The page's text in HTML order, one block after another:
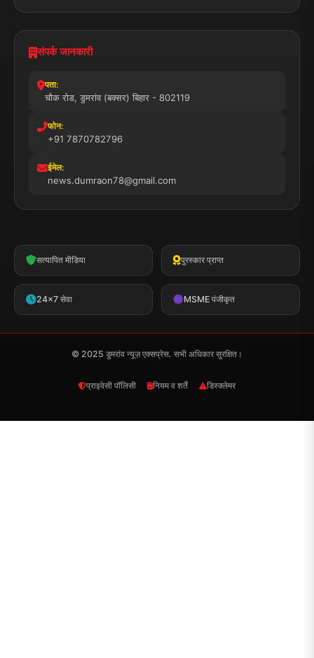
संपर्क जानकारी
पता:
चौक रोड, डुमरांव (बक्सर) बिहार - 802119
फोन:
+91 7870782796
ईमेल:
news.dumraon78@gmail.com
सत्यापित मीडिया पुरस्कार प्राप्त
24x7 सेवा MSME पंजीकृत
© 2025 डुमरांव न्यूज़ एक्सप्रेस. सभी अधिकार सुरक्षित।
प्राइवेसी पॉलिसी नियम व शर्तें डिस्क्लेमर